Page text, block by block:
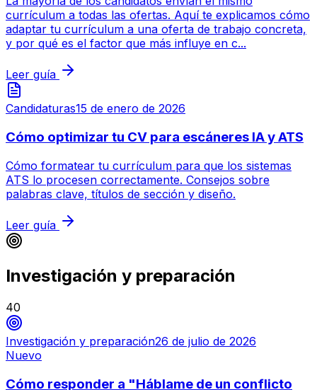
currículum a todas las ofertas. Aquí te explicamos cómo
adaptar tu currículum a una oferta de trabajo concreta,
y por qué es el factor que más influye en c...
Leer guía
Candidaturas15 de enero de 2026
Cómo optimizar tu CV para escáneres IA y ATS
Cómo formatear tu currículum para que los sistemas
ATS lo procesen correctamente. Consejos sobre
palabras clave, títulos de sección y diseño.
Leer guía
Investigación y preparación
40
Investigación y preparación26 de julio de 2026
Nuevo
Cómo responder a "Háblame de un conflicto